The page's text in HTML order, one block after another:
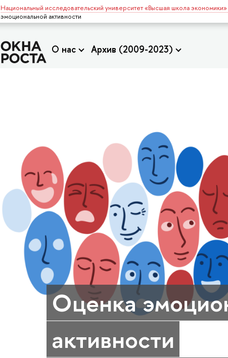
Национальный исследовательский университет «Высшая школа экономики»
эмоциональной активности
О нас Архив (2009-2023)
Оценка
активности